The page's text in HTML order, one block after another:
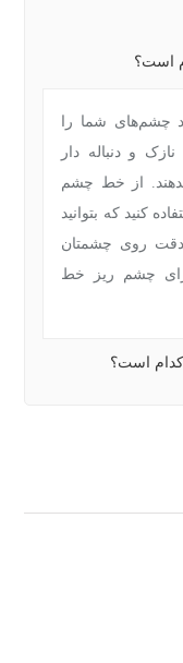
است؟
شما را
و دنباله دار
بدهند. از خط چشم
کنید که بتوانید
دقت روی چشمتان
چشم ریز خط
است؟